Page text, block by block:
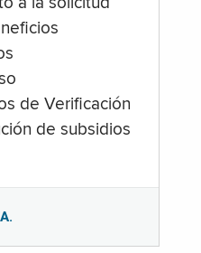
a la solicitud
de Verificación
de subsidios